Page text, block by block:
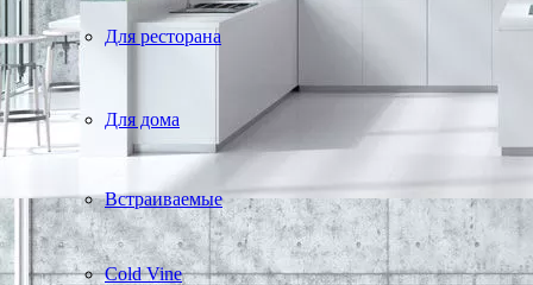
Для ресторана
Для дома
Встраиваемые
Cold Vine